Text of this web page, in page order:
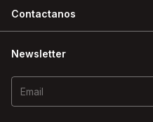
Contactanos
Newsletter